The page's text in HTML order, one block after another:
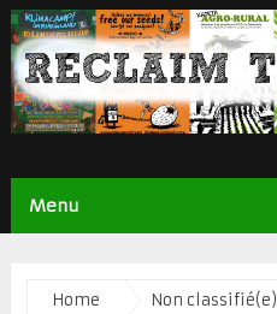
Menu
Home Non classifié(e)